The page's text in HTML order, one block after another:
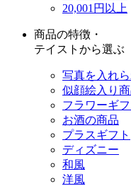
20,001円以上
商品の特徴・
テイストから選ぶ
写真を入れ
似顔絵入り
フラワーギフ
お酒の商品
プラスギフト
ディズニー
和風
洋風